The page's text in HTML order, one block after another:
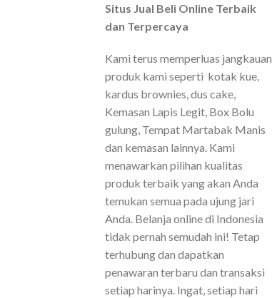
Situs Jual Beli Online Terbaik
dan Terpercaya
Kami terus memperluas jangkauan
produk kami seperti kotak kue,
kardus brownies, dus cake,
Kemasan Lapis Legit, Box Bolu
gulung, Tempat Martabak Manis
dan kemasan lainnya. Kami
menawarkan pilihan kualitas
produk terbaik yang akan Anda
temukan semua pada ujung jari
Anda. Belanja online di Indonesia
tidak pernah semudah ini! Tetap
terhubung dan dapatkan
penawaran terbaru dan transaksi
setiap harinya. Ingat, setiap hari